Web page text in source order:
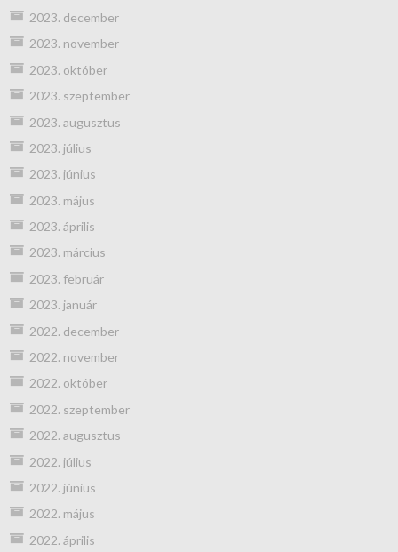
2023. december
2023. november
2023. október
2023. szeptember
2023. augusztus
2023. július
2023. június
2023. május
2023. április
2023. március
2023. február
2023. január
2022. december
2022. november
2022. október
2022. szeptember
2022. augusztus
2022. július
2022. június
2022. május
2022. április